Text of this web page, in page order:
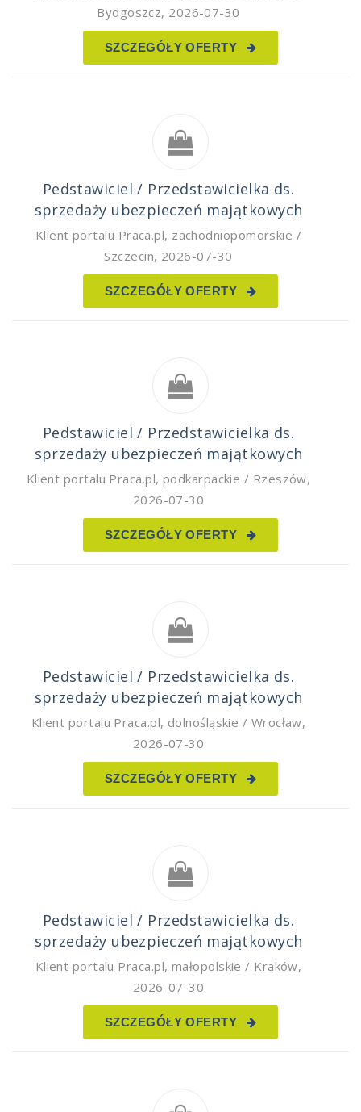
Bydgoszcz, 2026-07-30
SZCZEGÓŁY OFERTY
Pedstawiciel / Przedstawicielka ds.
sprzedaży ubezpieczeń majątkowych
Klient portalu Praca.pl, zachodniopomorskie /
Szczecin, 2026-07-30
SZCZEGÓŁY OFERTY
Pedstawiciel / Przedstawicielka ds.
sprzedaży ubezpieczeń majątkowych
Klient portalu Praca.pl, podkarpackie / Rzeszów,
2026-07-30
SZCZEGÓŁY OFERTY
Pedstawiciel / Przedstawicielka ds.
sprzedaży ubezpieczeń majątkowych
Klient portalu Praca.pl, dolnośląskie / Wrocław,
2026-07-30
SZCZEGÓŁY OFERTY
Pedstawiciel / Przedstawicielka ds.
sprzedaży ubezpieczeń majątkowych
Klient portalu Praca.pl, małopolskie / Kraków,
2026-07-30
SZCZEGÓŁY OFERTY